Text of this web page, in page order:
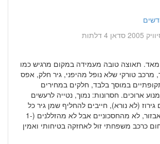
4 דלתות
מאד. תאוצה טובה מעמידה במקום מרגיש כמו
מרכב טורקי שלא נופל מהיפני, גיר חלק, אפס
במוסך בלבד, חלקים במחירים
ארוכים. חסרונות: נמוך, נטייה לרעשים
(לא נורא), חייבים להחליף שמן גיר כל
30,000 k ! חוסר אבזור, לא מהחסכוניים אבל לא מהזללנים (1-
בחום כרכב משפחתי זול לאחזקה בטיחותי ואמין